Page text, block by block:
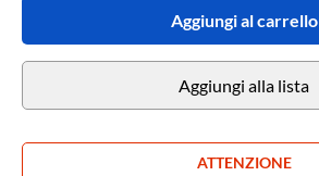
Aggiungi al carrello
Aggiungi alla lista
ATTENZIONE